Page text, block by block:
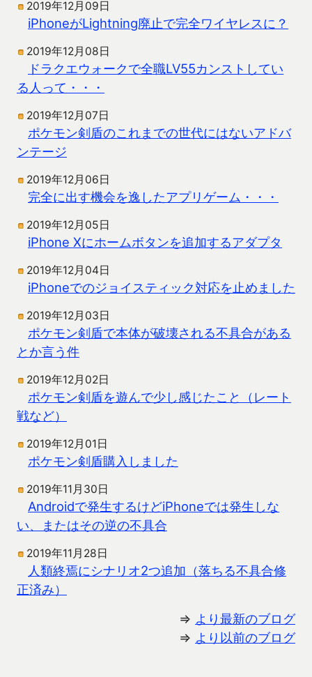
2019年12月09日
iPhoneがLightning廃止で完全ワイヤレスに？
2019年12月08日
ドラクエウォークで全職LV55カンストしてい
る人って・・・
2019年12月07日
ポケモン剣盾のこれまでの世代にはないアドバ
ンテージ
2019年12月06日
完全に出す機会を逸したアプリゲーム・・・
2019年12月05日
iPhone Xにホームボタンを追加するアダプタ
2019年12月04日
iPhoneでのジョイスティック対応を止めました
2019年12月03日
ポケモン剣盾で本体が破壊される不具合がある
とか言う件
2019年12月02日
ポケモン剣盾を遊んで少し感じたこと（レート
戦など）
2019年12月01日
ポケモン剣盾購入しました
2019年11月30日
Androidで発生するけどiPhoneでは発生しな
い、またはその逆の不具合
2019年11月28日
人類終焉にシナリオ2つ追加（落ちる不具合修
正済み）
⇒ より最新のブログ
⇒ より以前のブログ